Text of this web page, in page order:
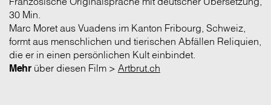
30 Min.
Marc Moret aus Vuadens im Kanton Fribourg, Schweiz,
formt aus menschlichen und tierischen Abfällen Reliquien,
die er in einen persönlichen Kult einbindet.
Mehrüber diesen Film > Artbrut.ch